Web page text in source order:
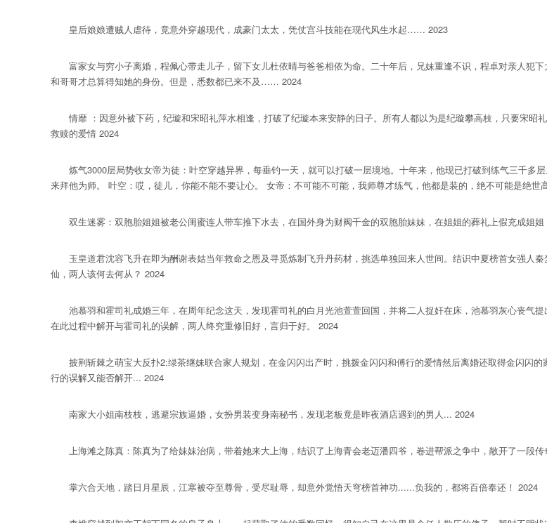
皇后娘娘遭贼人虐待，竟意外穿越现代，成豪门太太，凭仗宫斗技能在现代风生水起…… 2023
富家女与穷小子离婚，程佩心带走儿子，留下女儿杜依晴与爸爸相依为命。二十年后，兄妹重逢不识，程卓对亲人犯
和哥哥才总算得知她的身份。但是，悉数都已来不及…… 2024
情靡 ：因意外被下药，纪璇和宋昭礼萍水相逢，打破了纪璇本来安静的日子。所有人都以为是纪璇攀高枝，只要宋昭
救赎的爱情 2024
炼气3000层局势收女帝为徒：叶空穿越异界，每垂钓一天，就可以打破一层境地。十年来，他现已打破到练气三千多
来拜他为师。 叶空：哎，徒儿，你能不能不要让心。 女帝：不可能不可能，我师尊才练气，他都是装的，绝不可能是绝世
双生迷雾：双胞胎姐姐被老公闺蜜连人带车推下水去，在国外身为财阀千金的双胞胎妹妹，在姐姐的葬礼上假充成姐
玉皇道君沈容飞升在即为酬谢表姑当年救命之恩及寻觅炼制飞升丹药材，挑选单独回来人世间。结识中夏榜首女强人
仙，两人该何去何从？ 2024
池慕羽和霍司礼成婚三年，在周年纪念这天，发现霍司礼的白月光池萱萱回国，并将二人捉奸在床，池慕羽灰心丧气
在此过程中解开与霍司礼的误解，两人终究重修旧好，言归于好。 2024
披荆斩棘之萌宝大反扑2:绿茶继妹联合家人规划，在金闪闪出产时，挑拨金闪闪和傅行的爱情然后离婚还取得金闪闪
行的误解又能否解开... 2024
南家大小姐南枝枝，逃避宗族逼婚，女扮男装变身南秘书，发现老板竟是昨夜酒店遇到的男人... 2024
上海滩之陈真：陈真为了给妹妹治病，带着她来大上海，结识了上海青会老迈潘四爷，卷进帮派之争中，敞开了一段传
掌六合天地，踏日月星辰，江寒被夺至尊骨，受尽耻辱，却意外觉悟天穹榜首神功......负我的，都将百倍奉还！ 2024